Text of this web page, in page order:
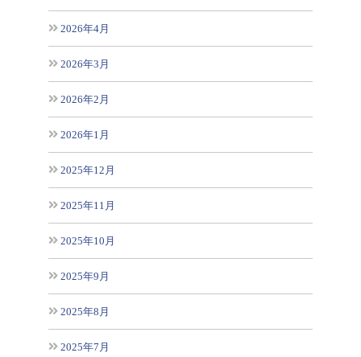
2026年4月
2026年3月
2026年2月
2026年1月
2025年12月
2025年11月
2025年10月
2025年9月
2025年8月
2025年7月